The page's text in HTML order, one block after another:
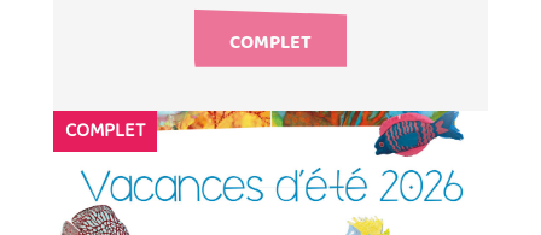
COMPLET
COMPLET